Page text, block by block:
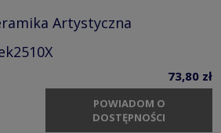
Artystyczna
73,80 zł
POWIADOM O
DOSTĘPNOŚCI